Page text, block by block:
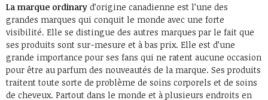
La marque ordinary d’origine canadienne est l’une des
grandes marques qui conquit le monde avec une forte
visibilité. Elle se distingue des autres marques par le fait que
ses produits sont sur-mesure et à bas prix. Elle est d’une
grande importance pour ses fans qui ne ratent aucune occasion
pour être au parfum des nouveautés de la marque. Ses produits
traitent toute sorte de problème de soins corporels et de soins
de cheveux. Partout dans le monde et à plusieurs endroits en